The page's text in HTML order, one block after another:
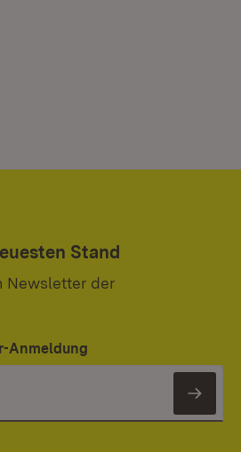
Stand
Newsletter der
Anmeldung